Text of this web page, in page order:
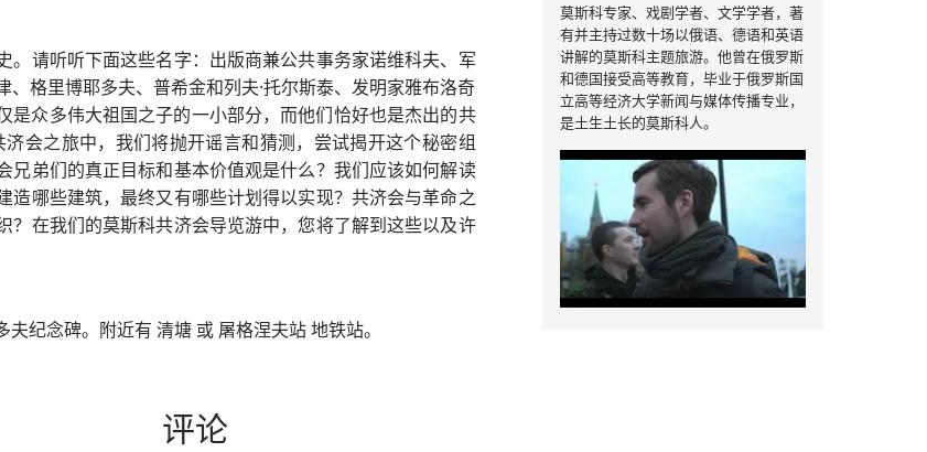
。请听听下面这些名字：出版商兼公共事务家诺维科夫、军
格里博耶多夫、普希金和列夫·托尔斯泰、发明家雅布洛奇
众多伟大祖国之子的一小部分，而他们恰好也是杰出的共
会之旅中，我们将抛开谣言和猜测，尝试揭开这个秘密组
兄弟们的真正目标和基本价值观是什么？我们应该如何解读
造哪些建筑，最终又有哪些计划得以实现？共济会与革命之
？在我们的莫斯科共济会导览游中，您将了解到这些以及许
纪念碑。附近有 清塘 或 屠格涅夫站 地铁站。
莫斯科专家、戏剧学者、文学学者，著
有并主持过数十场以俄语、德语和英语
讲解的莫斯科主题旅游。他曾在俄罗斯
和德国接受高等教育，毕业于俄罗斯国
立高等经济大学新闻与媒体传播专业，
是土生土长的莫斯科人。
评论